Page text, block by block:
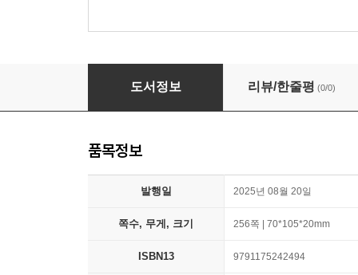
인간실격 미니미니 키링북
도서정보 리뷰/한줄평 (0/0)
품목정보
발행일 2025년 08월 20일
쪽수, 무게, 크기 256쪽 | 70*105*20mm
ISBN13 9791175242494